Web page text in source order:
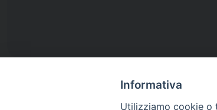
Informativa
Utilizziamo cookie o